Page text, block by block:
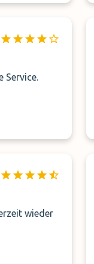
Service.
wieder